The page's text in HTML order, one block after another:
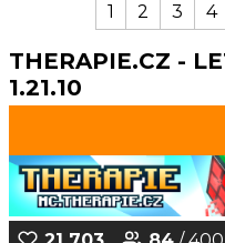
1 2 3 4
THERAPIE.CZ -
1.21.10